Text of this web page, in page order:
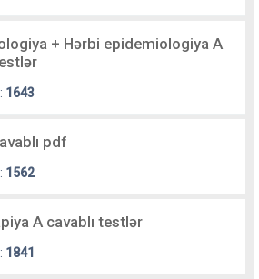
+ Hərbi epidemiologiya A
1643
pdf
1562
A cavablı testlər
1841